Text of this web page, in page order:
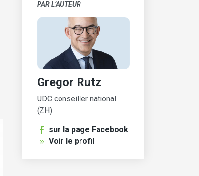
PAR L’AUTEUR
Gregor Rutz
UDC conseiller national
(ZH)
sur la page Facebook
Voir le profil